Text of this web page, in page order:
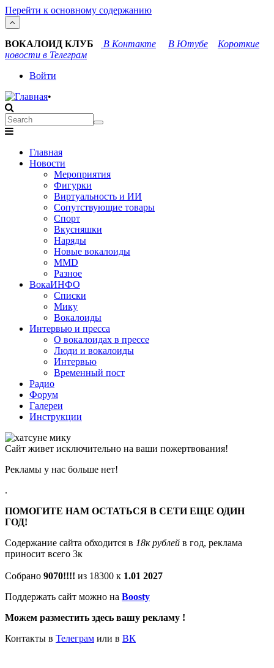
Перейти к основному содержанию
ВОКАЛОИД КЛУБ В Контакте В Ютубе
Короткие
новости в Телеграм
User
account
menu
Войти
•
Search
Search
navigation
Главная
Новости
Мероприятия
Фигурки
Виртуальность и ИИ
Сопутствующие товары
Спорт
Вкусняшки
Наряды
Новые вокалоиды
MMD
Разное
ВокаИНФО
Списки
Мику
Вокалоиды
Интервью и пресса
О вокалоидах в прессе
Люди и вокалоиды
Интервью
Временный пост
Радио
Форум
Галереи
Инструкции
Сайт живет исключительно на ваши пожертвования!
Рекламы у нас больше нет!
.
ПОМОГИТЕ НАМ ОСТАТЬСЯ В СЕТИ ЕЩЕ ОДИН
ГОД!
Содержание сайта обходится в 18к рублей в год, реклама
приносит всего 3к
Собрано 9070!!!! из 18300 к 1.01 2027
Поддержать сайт можно на Boosty
Можем разместить здесь вашу рекламу !
Контакты в Телеграм или в ВК